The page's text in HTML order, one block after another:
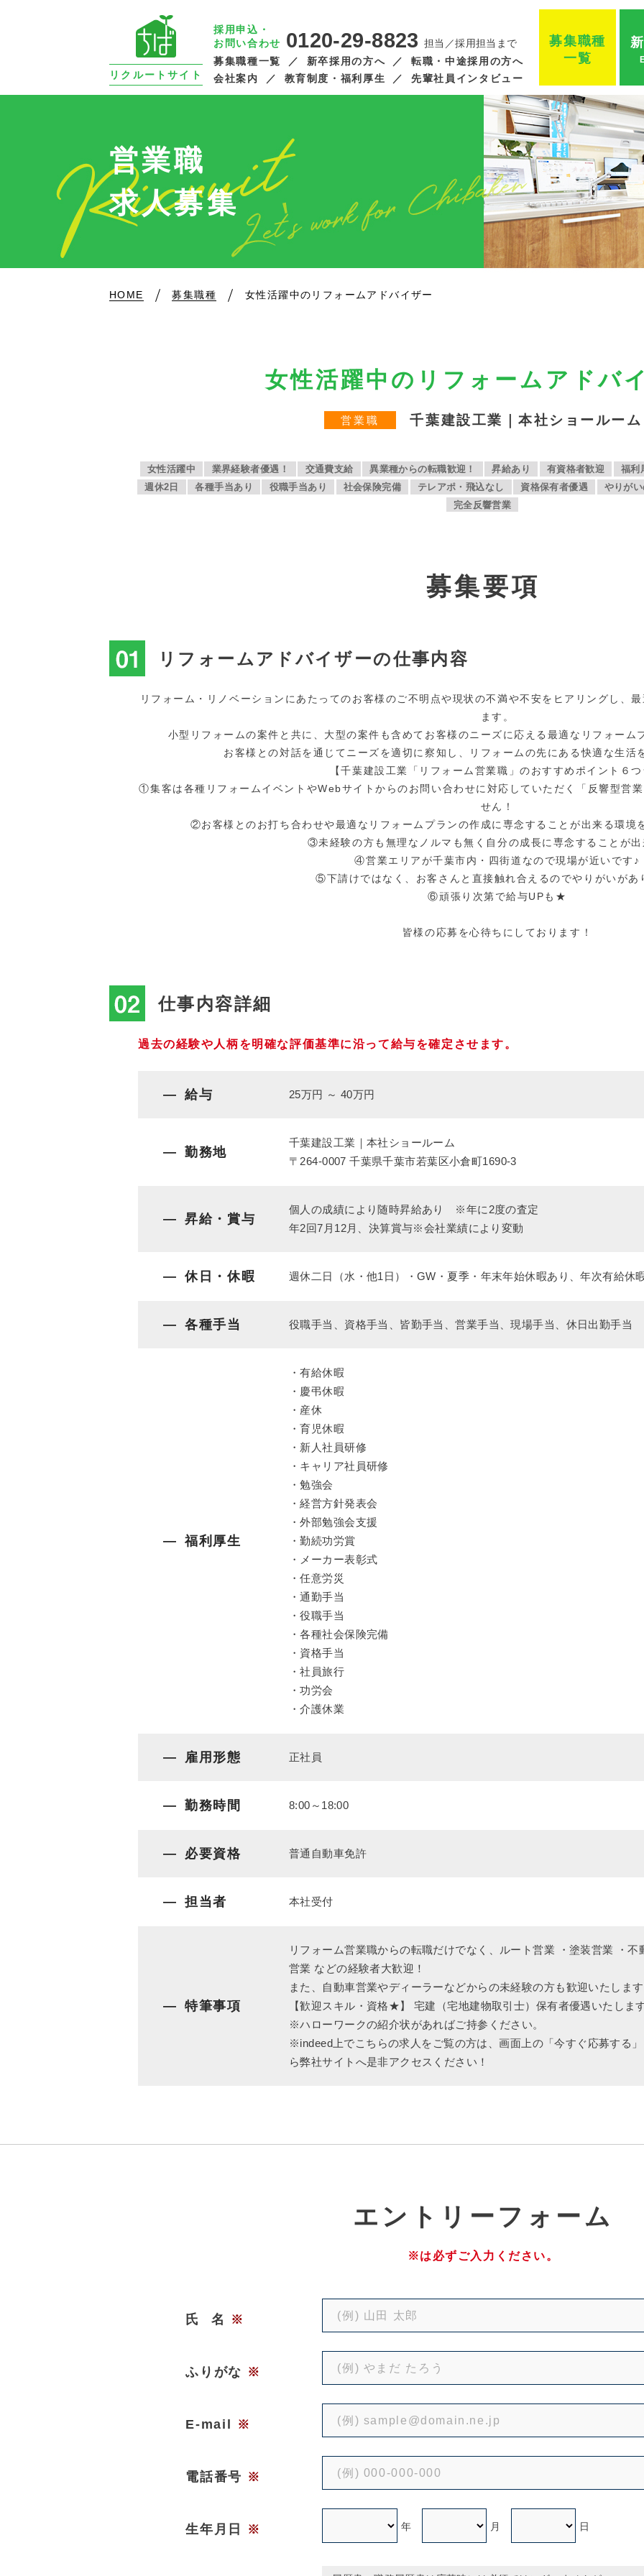
リクルートサイト
採用申込・
お問い合わせ
0120-29-8823 担当／採用担当まで
募集職種一覧 新卒採用の方へ
転職・中途採用の方へ
会社案内
教育制度・福利厚生 先輩社員インタビュー
募集職種
一覧
営業職
求人募集
HOME 募集職種 女性活躍中のリフォームアドバイザー
女性活躍中のリフォームアドバ
営業職 千葉建設工業｜本社ショールーム
女性活躍中 業界経験者優遇！ 交通費支給 異業種からの転職歓迎！ 昇給あり 有資格者歓迎
福利
週休2日
各種手当あり 役職手当あり 社会保険完備 テレアポ・飛込なし 資格保有者優遇
やりが
完全反響営業
募集要項
リフォームアドバイザーの仕事内容
リフォーム・リノベーションにあたってのお客様のご不明点や現状の不満や不安をヒアリングし、
ます。
小型リフォームの案件と共に、大型の案件も含めてお客様のニーズに応える最適なリフォーム
お客様との対話を通じてニーズを適切に察知し、リフォームの先にある快適な生活
【千葉建設工業「リフォーム営業職」のおすすめポイント６
①集客は各種リフォームイベントやWebサイトからのお問い合わせに対応していただく「反響型営
せん！
②お客様とのお打ち合わせや最適なリフォームプランの作成に専念することが出来る環境
③未経験の方も無理なノルマも無く自分の成長に専念することが
④営業エリアが千葉市内・四街道なので現場が近いです♪
⑤下請けではなく、お客さんと直接触れ合えるのでやりがいがあ
⑥頑張り次第で給与UPも★
皆様の応募を心待ちにしております！
仕事内容詳細
過去の経験や人柄を明確な評価基準に沿って給与を確定させます。
給与 25万円 ～ 40万円
勤務地
千葉建設工業｜本社ショールーム
〒264-0007 千葉県千葉市若葉区小倉町1690-3
昇給・賞与
個人の成績により随時昇給あり ※年に2度の査定
年2回7月12月、決算賞与※会社業績により変動
休日・休暇 週休二日（水・他1日）・GW・夏季・年末年始休暇あり、年次有給休
各種手当 役職手当、資格手当、皆勤手当、営業手当、現場手当、休日出勤手当
福利厚生
・有給休暇
・慶弔休暇
・産休
・育児休暇
・新人社員研修
・キャリア社員研修
・勉強会
・経営方針発表会
・外部勉強会支援
・勤続功労賞
・メーカー表彰式
・任意労災
・通勤手当
・役職手当
・各種社会保険完備
・資格手当
・社員旅行
・功労会
・介護休業
雇用形態 正社員
勤務時間 8:00～18:00
必要資格 普通自動車免許
担当者 本社受付
特筆事項
リフォーム営業職からの転職だけでなく、ルート営業 ・塗装営業 ・
営業 などの経験者大歓迎！
また、自動車営業やディーラーなどからの未経験の方も歓迎いたしま
【歓迎スキル・資格★】 宅建（宅地建物取引士）保有者優遇いたしま
※ハローワークの紹介状があればご持参ください。
※indeed上でこちらの求人をご覧の方は、画面上の「今すぐ応募する
ら弊社サイトへ是非アクセスください！
エ ントリーフォーム
※は必ずご入力ください。
氏名 ※
ふりがな ※
E-mail ※
電話番号 ※
生年月日 ※ 年 月 日